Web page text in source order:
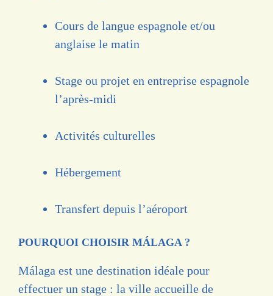
Cours de langue espagnole et/ou
anglaise le matin
Stage ou projet en entreprise espagnole
l’après-midi
Activités culturelles
Hébergement
Transfert depuis l’aéroport
POURQUOI CHOISIR MÁLAGA ?
Málaga est une destination idéale pour
effectuer un stage : la ville accueille de